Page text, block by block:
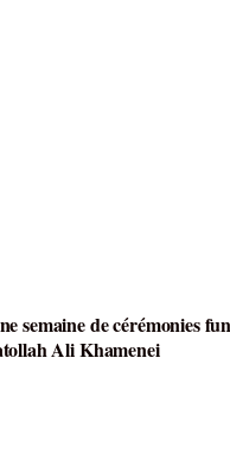
semaine de cérémonies
Ali Khamenei